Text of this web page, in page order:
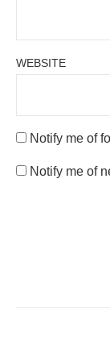
WEBSITE
Notify me of
Notify me of